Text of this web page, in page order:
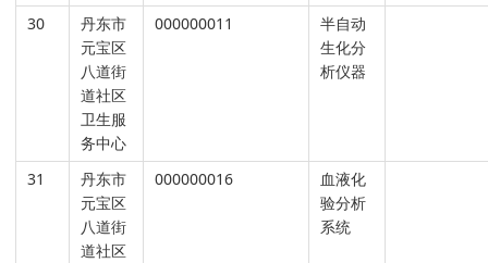
30
丹东市
元宝区
八道街
道社区
卫生服
务中心
000000011
半自动
生化分
析仪器
31
丹东市
元宝区
八道街
道社区
000000016
血液化
验分析
系统